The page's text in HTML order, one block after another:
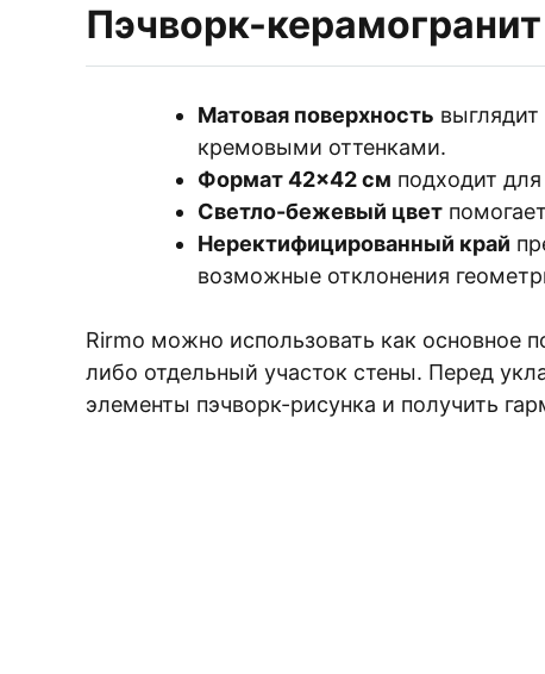
Пэчворк-
Матовая поверхность
кремовыми оттенками.
Формат 42×42 см подходит
Светло-бежевый цвет
Неректифицированный край
возможные отклонения
Rirmo можно использовать как основное
либо отдельный участок стены. Перед
элементы пэчворк-рисунка и получить